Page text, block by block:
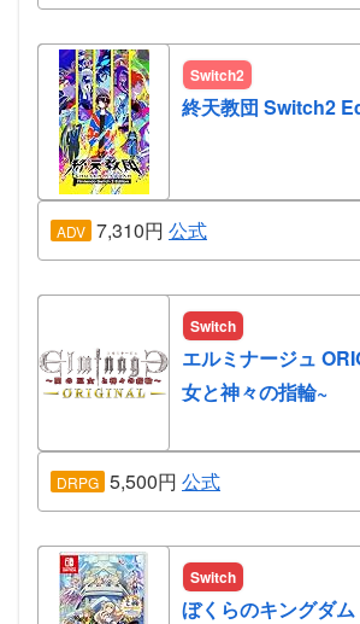
Switch2
終天教団 Switch2
ADV 7,310円 公式
Switch
エルミナージュ
女と神々の指輪~
DRPG 5,500円 公式
Switch
ぼくらのキングダ